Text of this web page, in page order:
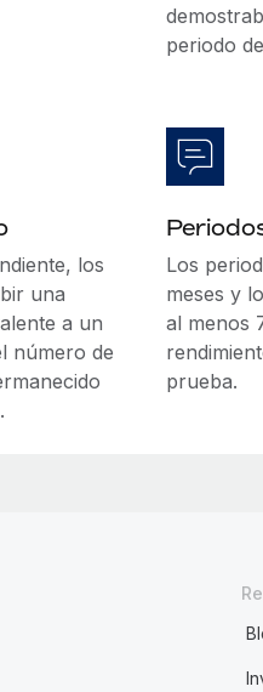
periodo
los
una
a un
número de
Los
meses y
al menos
prueba.